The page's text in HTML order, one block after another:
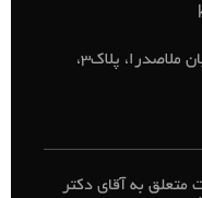
تهران، میدان ونک، ابتدای خیابان ملاصدرا، پلاک3،
متعلق به آقای دکتر